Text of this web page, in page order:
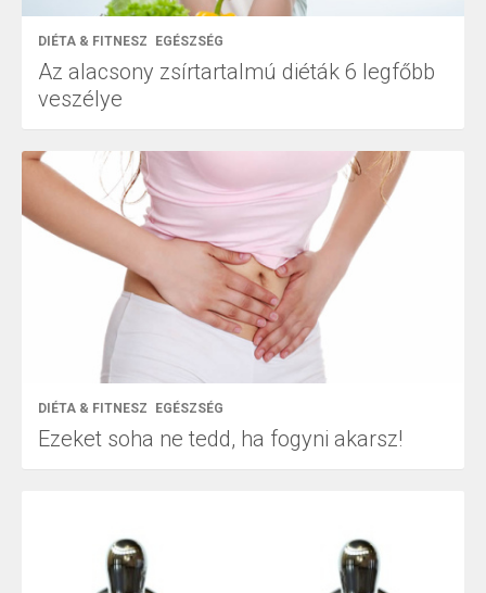
DIÉTA & FITNESZ EGÉSZSÉG
Az alacsony zsírtartalmú diéták 6 legfőbb
veszélye
DIÉTA & FITNESZ EGÉSZSÉG
Ezeket soha ne tedd, ha fogyni akarsz!